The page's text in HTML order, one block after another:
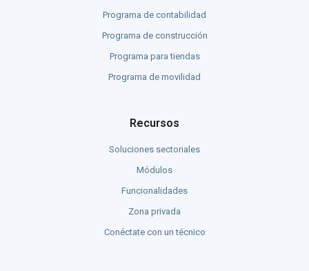
Programa de contabilidad
Programa de construcción
Programa para tiendas
Programa de movilidad
Recursos
Soluciones sectoriales
Módulos
Funcionalidades
Zona privada
Conéctate con un técnico